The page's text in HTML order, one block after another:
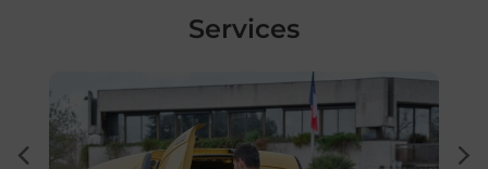
Services
En savoir plus